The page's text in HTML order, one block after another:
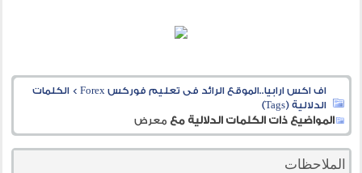
اف اكس ارابيا..الموقع الرائد فى تعليم فوركس Forex >الكلمات
الدلالية (Tags)
المواضيع ذات الكلمات الدلالية مع معرض
الملاحظات